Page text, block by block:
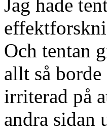
Jag hade
Och tentan
allt så
irriterad på
andra sidan